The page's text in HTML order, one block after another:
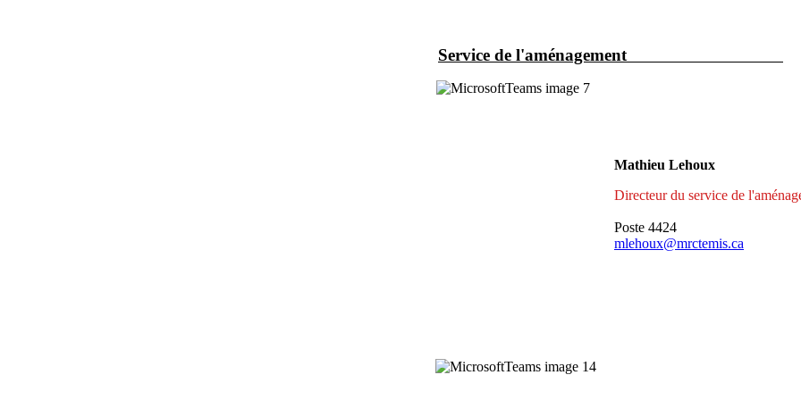
Service de l'aménagement
Mathieu Lehoux
Directeur du service de
Poste 4424
mlehoux@mrctemis.ca